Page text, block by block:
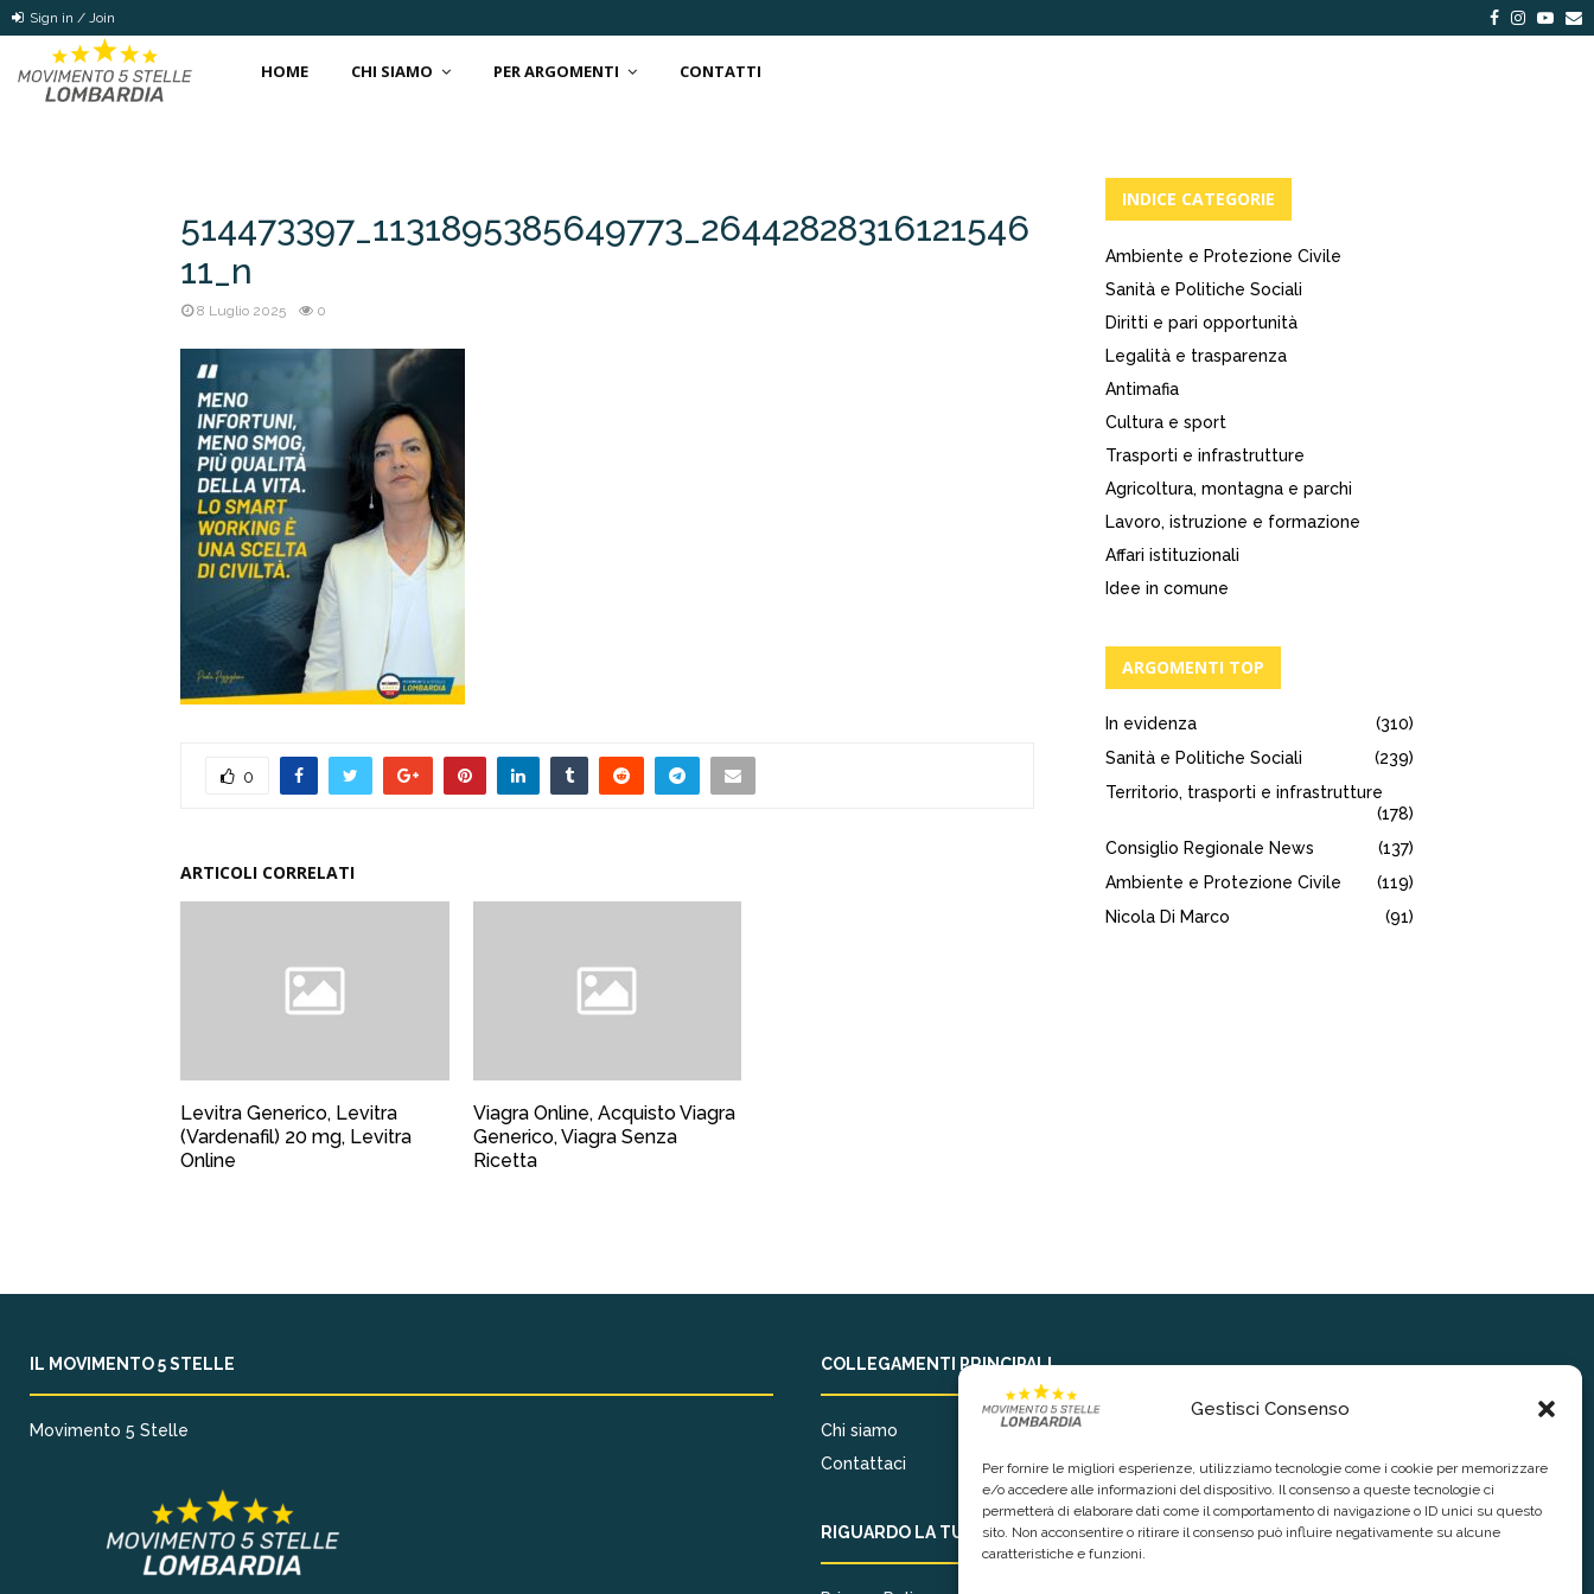
Gestisci Consenso
Per fornire le migliori esperienze, utilizziamo tecnologie come i cookie per memorizzare
e/o accedere alle informazioni del dispositivo. Il consenso a queste tecnologie ci
permetterà di elaborare dati come il comportamento di navigazione o ID unici su questo
sito. Non acconsentire o ritirare il consenso può influire negativamente su alcune
caratteristiche e funzioni.
Sign in / Join Facebook
HOME CHI SIAMO PER ARGOMENTI CONTATTI
514473397_1131895385649773_26442828316121546
11_n
8 Luglio 2025 0
0
ARTICOLI CORRELATI
Levitra Generico, Levitra
(Vardenafil) 20 mg, Levitra
Online
Viagra Online, Acquisto Viagra
Generico, Viagra Senza
Ricetta
INDICE CATEGORIE
Ambiente e Protezione Civile
Sanità e Politiche Sociali
Diritti e pari opportunità
Legalità e trasparenza
Antimafia
Cultura e sport
Trasporti e infrastrutture
Agricoltura, montagna e parchi
Lavoro, istruzione e formazione
Affari istituzionali
Idee in comune
ARGOMENTI TOP
In evidenza
(310)
Sanità e Politiche Sociali
(239)
Territorio, trasporti e infrastrutture
(178)
Consiglio Regionale News
(137)
Ambiente e Protezione Civile
(119)
Nicola Di Marco
(91)
IL MOVIMENTO 5 STELLE
Movimento 5 Stelle
COLLEGAMENTI PRINCIPALI
Chi siamo
Contattaci
RIGUARDO LA TUA PRIVACY